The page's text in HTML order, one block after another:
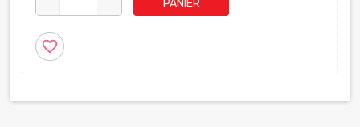
PANIER
favorite_border